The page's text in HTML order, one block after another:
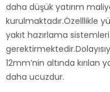
daha düşük yatırım
kurulmaktadır.Özelllikle
yakıt hazırlama sistemleri
12mm’nin altında kırılan
daha ucuzdur.